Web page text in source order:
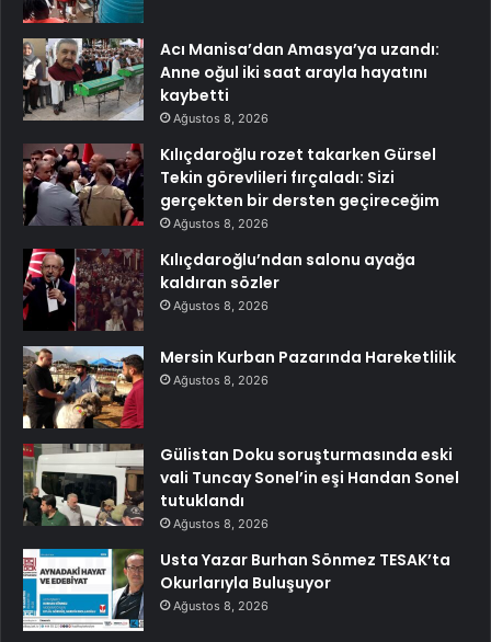
Acı Manisa’dan Amasya’ya uzandı:
Anne oğul iki saat arayla hayatını
kaybetti
Ağustos 8, 2026
Kılıçdaroğlu rozet takarken Gürsel
Tekin görevlileri fırçaladı: Sizi
gerçekten bir dersten geçireceğim
Ağustos 8, 2026
Kılıçdaroğlu’ndan salonu ayağa
kaldıran sözler
Ağustos 8, 2026
Mersin Kurban Pazarında Hareketlilik
Ağustos 8, 2026
Gülistan Doku soruşturmasında eski
vali Tuncay Sonel’in eşi Handan Sonel
tutuklandı
Ağustos 8, 2026
Usta Yazar Burhan Sönmez TESAK’ta
Okurlarıyla Buluşuyor
Ağustos 8, 2026